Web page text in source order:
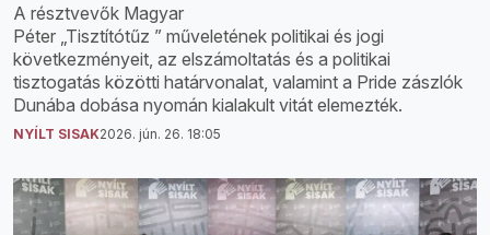
A résztvevők Magyar
Péter „Tisztítótűz ” műveletének politikai és jogi
következményeit, az elszámoltatás és a politikai
tisztogatás közötti határvonalat, valamint a Pride zászlók
Dunába dobása nyomán kialakult vitát elemezték.
NYÍLT SISAK2026. jún. 26. 18:05